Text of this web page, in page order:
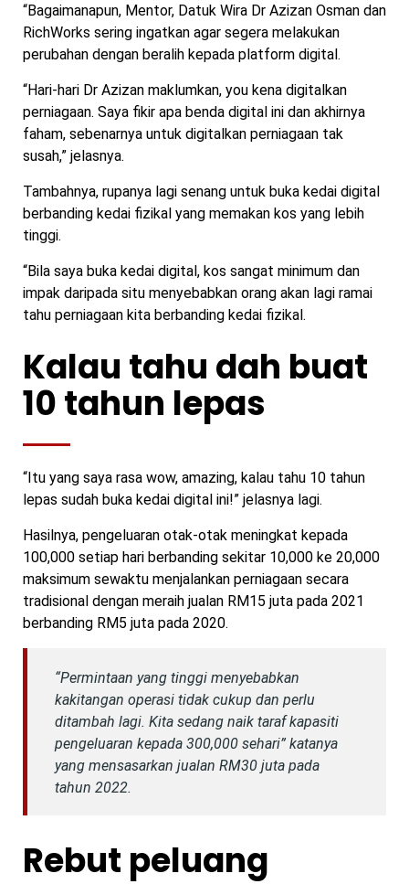
“Bagaimanapun, Mentor, Datuk Wira Dr Azizan Osman dan
RichWorks sering ingatkan agar segera melakukan
perubahan dengan beralih kepada platform digital.
“Hari-hari Dr Azizan maklumkan, you kena digitalkan
perniagaan. Saya fikir apa benda digital ini dan akhirnya
faham, sebenarnya untuk digitalkan perniagaan tak
susah,” jelasnya.
Tambahnya, rupanya lagi senang untuk buka kedai digital
berbanding kedai fizikal yang memakan kos yang lebih
tinggi.
“Bila saya buka kedai digital, kos sangat minimum dan
impak daripada situ menyebabkan orang akan lagi ramai
tahu perniagaan kita berbanding kedai fizikal.
Kalau tahu dah buat
10 tahun lepas
“Itu yang saya rasa wow, amazing, kalau tahu 10 tahun
lepas sudah buka kedai digital ini!” jelasnya lagi.
Hasilnya, pengeluaran otak-otak meningkat kepada
100,000 setiap hari berbanding sekitar 10,000 ke 20,000
maksimum sewaktu menjalankan perniagaan secara
tradisional dengan meraih jualan RM15 juta pada 2021
berbanding RM5 juta pada 2020.
“Permintaan yang tinggi menyebabkan
kakitangan operasi tidak cukup dan perlu
ditambah lagi. Kita sedang naik taraf kapasiti
pengeluaran kepada 300,000 sehari” katanya
yang mensasarkan jualan RM30 juta pada
tahun 2022.
Rebut peluang